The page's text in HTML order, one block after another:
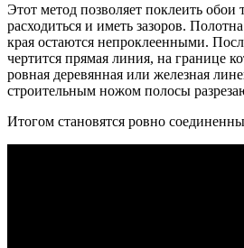
Этот метод позволяет поклеить обои
расходиться и иметь зазоров.
края остаются непроклеенными.
чертится прямая линия, на границе
ровная деревянная или железная
строительным ножом полосы
Итогом становятся ровно